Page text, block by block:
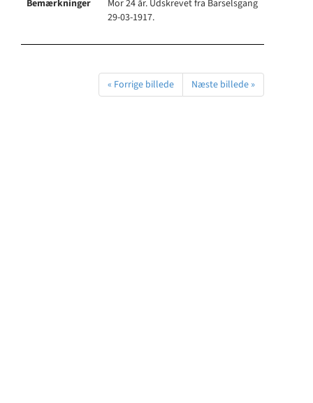
Bemærkninger
Mor 24 år. Udskrevet fra Barselsgang
29-03-1917.
« Forrige billede Næste billede »